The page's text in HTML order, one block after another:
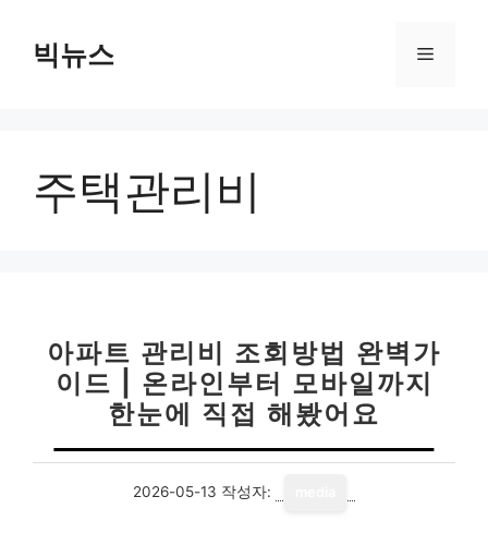
빅뉴스 메
주택관리비
아파트 관리비 조회방법 완벽가
이드 | 온라인부터 모바일까지
한눈에 직접 해봤어요
2026-05-13 작성자: